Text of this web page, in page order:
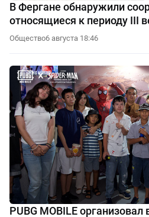
В Фергане обнаружили
относящиеся к периоду III
Общество6 августа 18:46
PUBG MOBILE организовал